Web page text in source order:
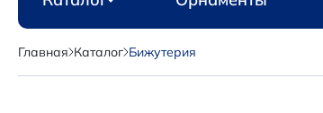
Главная Каталог Бижутерия